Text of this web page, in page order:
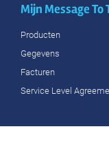
Mijn Message To
Producten
Gegevens
Facturen
Service Level